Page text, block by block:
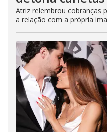
Atriz relembrou cobranças
a relação com a própria